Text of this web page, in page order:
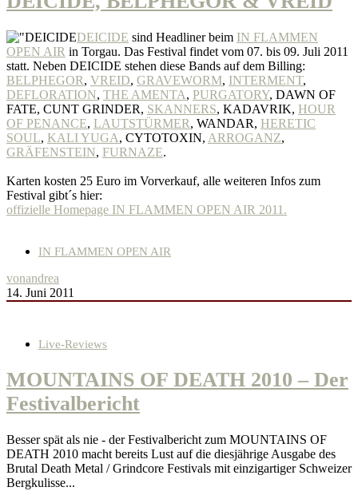
DEICIDE sind Headliner beim IN FLAMMEN
OPEN AIR in Torgau. Das Festival findet vom 07. bis 09. Juli 2011
statt. Neben DEICIDE stehen diese Bands auf dem Billing:
BELPHEGOR, VREID, GRAVEWORM, INTERMENT,
DEFLORATION, THE AMENTA, PURGATORY, DAWN OF
FATE, CUNT GRINDER, SKANNERS, KADAVRIK, HOUR
OF PENANCE, LAUTSTÜRMER, WANDAR, HERETIC
SOUL, KALI YUGA, CYTOTOXIN, ARROGANZ,
GRÄFENSTEIN, FURNAZE.
Karten kosten 25 Euro im Vorverkauf, alle weiteren Infos zum
Festival gibt´s hier:
offizielle Homepage IN FLAMMEN OPEN AIR 2011.
IN FLAMMEN OPEN AIR
vonandrea
14. Juni 2011
Live-Reviews
MOUNTAINS OF DEATH 2010 – Der
Festivalbericht
Besser spät als nie - der Festivalbericht zum MOUNTAINS OF
DEATH 2010 macht bereits Lust auf die diesjährige Ausgabe des
Brutal Death Metal / Grindcore Festivals mit einzigartiger Schweizer
Bergkulisse...